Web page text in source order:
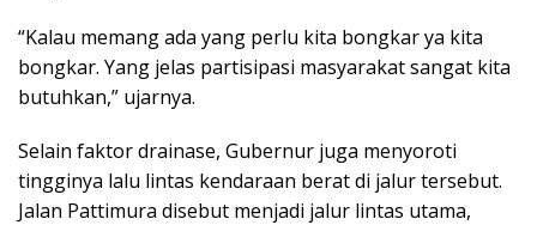
“Kalau memang ada yang perlu kita bongkar ya kita
bongkar. Yang jelas partisipasi masyarakat sangat kita
butuhkan,” ujarnya.
Selain faktor drainase, Gubernur juga menyoroti
tingginya lalu lintas kendaraan berat di jalur tersebut.
Jalan Pattimura disebut menjadi jalur lintas utama,